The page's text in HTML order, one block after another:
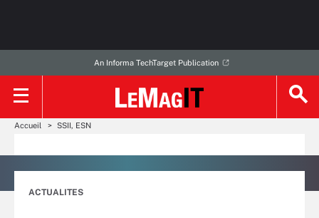
An Informa TechTarget Publication
Accueil SSII, ESN
ACTUALITES